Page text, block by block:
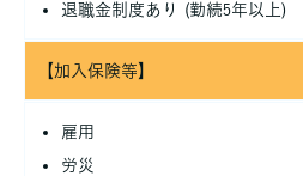
退職金制度あり (勤続5年以上)
【加入保険等】
雇用
労災